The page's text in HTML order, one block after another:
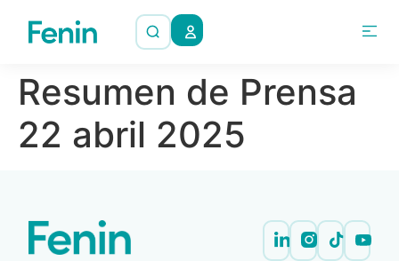
Resumen de Prensa
22 abril 2025